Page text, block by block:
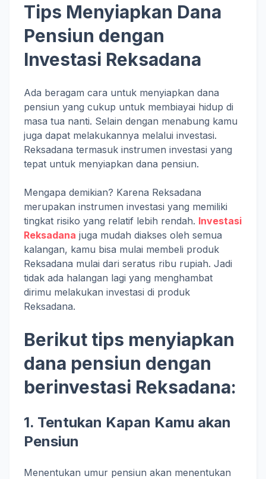
Tips Menyiapkan Dana
Pensiun dengan
Investasi Reksadana
Ada beragam cara untuk menyiapkan dana
pensiun yang cukup untuk membiayai hidup di
masa tua nanti. Selain dengan menabung kamu
juga dapat melakukannya melalui investasi.
Reksadana termasuk instrumen investasi yang
tepat untuk menyiapkan dana pensiun.
Mengapa demikian? Karena Reksadana
merupakan instrumen investasi yang memiliki
tingkat risiko yang relatif lebih rendah. Investasi
Reksadana juga mudah diakses oleh semua
kalangan, kamu bisa mulai membeli produk
Reksadana mulai dari seratus ribu rupiah. Jadi
tidak ada halangan lagi yang menghambat
dirimu melakukan investasi di produk
Reksadana.
Berikut tips menyiapkan
dana pensiun dengan
berinvestasi Reksadana:
1. Tentukan Kapan Kamu akan
Pensiun
Menentukan umur pensiun akan menentukan